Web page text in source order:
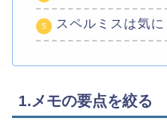
スペルミスは気に
1.メモの要点を絞る